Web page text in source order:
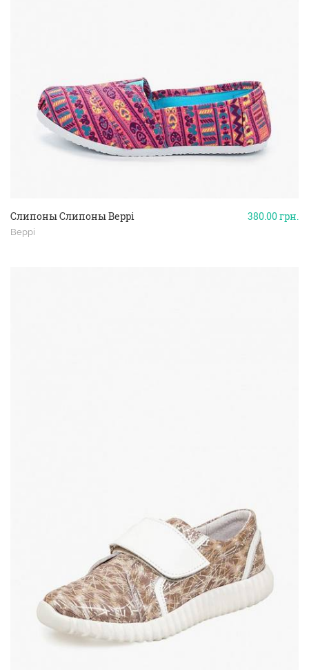
380.00грн.
Слипоны Слипоны Beppi
Beppi